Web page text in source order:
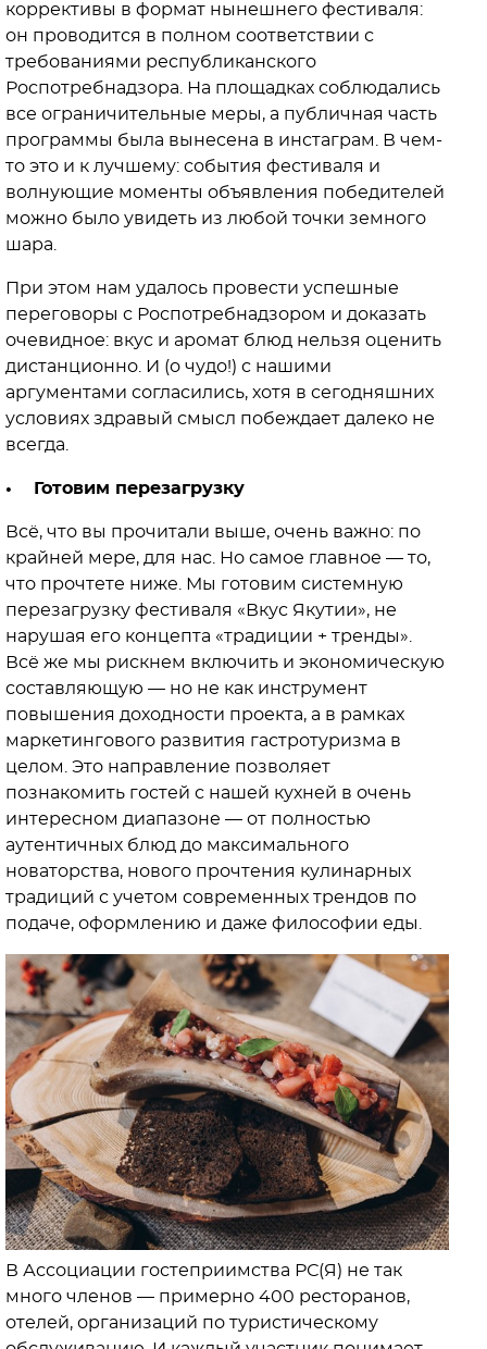
коррективы в формат нынешнего фестиваля:
он проводится в полном соответствии с
требованиями республиканского
Роспотребнадзора. На площадках соблюдались
все ограничительные меры, а публичная часть
программы была вынесена в инстаграм. В чем-
то это и к лучшему: события фестиваля и
волнующие моменты объявления победителей
можно было увидеть из любой точки земного
шара.
При этом нам удалось провести успешные
переговоры с Роспотребнадзором и доказать
очевидное: вкус и аромат блюд нельзя оценить
дистанционно. И (о чудо!) с нашими
аргументами согласились, хотя в сегодняшних
условиях здравый смысл побеждает далеко не
всегда.
• Готовим перезагрузку
Всё, что вы прочитали выше, очень важно: по
крайней мере, для нас. Но самое главное — то,
что прочтете ниже. Мы готовим системную
перезагрузку фестиваля «Вкус Якутии», не
нарушая его концепта «традиции + тренды».
Всё же мы рискнем включить и экономическую
составляющую — но не как инструмент
повышения доходности проекта, а в рамках
маркетингового развития гастротуризма в
целом. Это направление позволяет
познакомить гостей с нашей кухней в очень
интересном диапазоне — от полностью
аутентичных блюд до максимального
новаторства, нового прочтения кулинарных
традиций с учетом современных трендов по
подаче, оформлению и даже философии еды.
В Ассоциации гостеприимства РС(Я) не так
много членов — примерно 400 ресторанов,
отелей, организаций по туристическому